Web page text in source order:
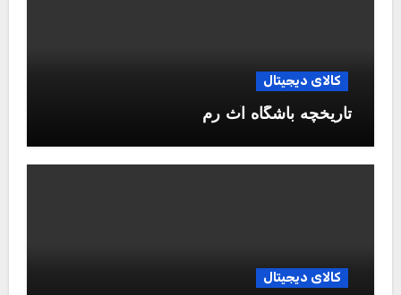
کالای دیجیتال
تاریخچه باشگاه آث رم
کالای دیجیتال